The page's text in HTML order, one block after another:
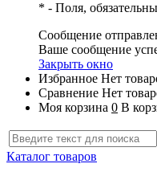
* - Поля,
Сообщение
Ваше сообщение
Закрыть окно
Избранное Нет
Сравнение Нет
Моя корзина 0 В
Каталог товаров